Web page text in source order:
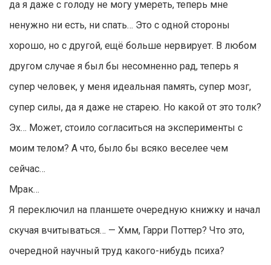
да я даже с голоду не могу умереть, теперь мне
ненужно ни есть, ни спать… Это с одной стороны
хорошо, но с другой, ещё больше нервирует. В любом
другом случае я был бы несомненно рад, теперь я
супер человек, у меня идеальная память, супер мозг,
супер силы, да я даже не старею. Но какой от это толк?
Эх… Может, стоило согласиться на эксперименты с
моим телом? А что, было бы всяко веселее чем
сейчас…
Мрак…
Я переключил на планшете очередную книжку и начал
скучая вчитываться… — Хмм, Гарри Поттер? Что это,
очередной научный труд какого-нибудь психа?